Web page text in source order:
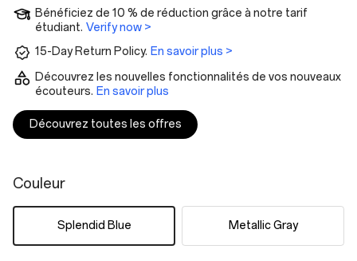
Bénéficiez de 10 % de réduction grâce à notre tarif
étudiant. Verify now >
15-Day Return Policy. En savoir plus >
Découvrez les nouvelles fonctionnalités de vos nouveaux
écouteurs. En savoir plus
Découvrez toutes les offres
Couleur
Splendid Blue Metallic Gray